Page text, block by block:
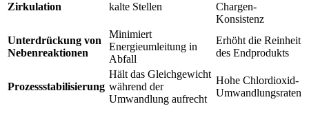
Zirkulation
kalte Stellen
Chargen-
Konsistenz
Unterdrückung von
Nebenreaktionen
Minimiert
Energieumleitung in
Abfall
Erhöht die Reinheit
des Endprodukts
Prozessstabilisierung
Hält das Gleichgewicht
während der
Umwandlung aufrecht
Hohe Chlordioxid-
Umwandlungsraten